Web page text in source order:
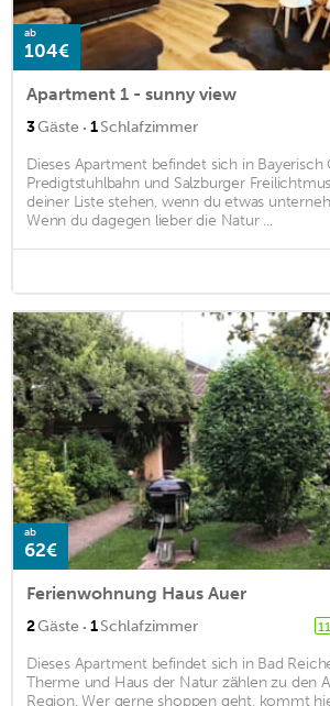
ab
104€
Apartment 1 - sunny view
3Gäste · 1Schlafzimmer
Dieses Apartment befindet sich in Bayerisch
Predigtstuhlbahn und Salzburger
deiner Liste stehen, wenn du etwas
Wenn du dagegen lieber die Natur ...
ab
62€
Ferienwohnung Haus Auer
2Gäste · 1Schlafzimmer
Dieses Apartment befindet sich in Bad
Therme und Haus der Natur zählen zu den
Region. Wer gerne shoppen geht, kommt